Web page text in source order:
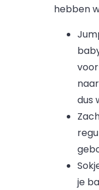
hebben
dus
je